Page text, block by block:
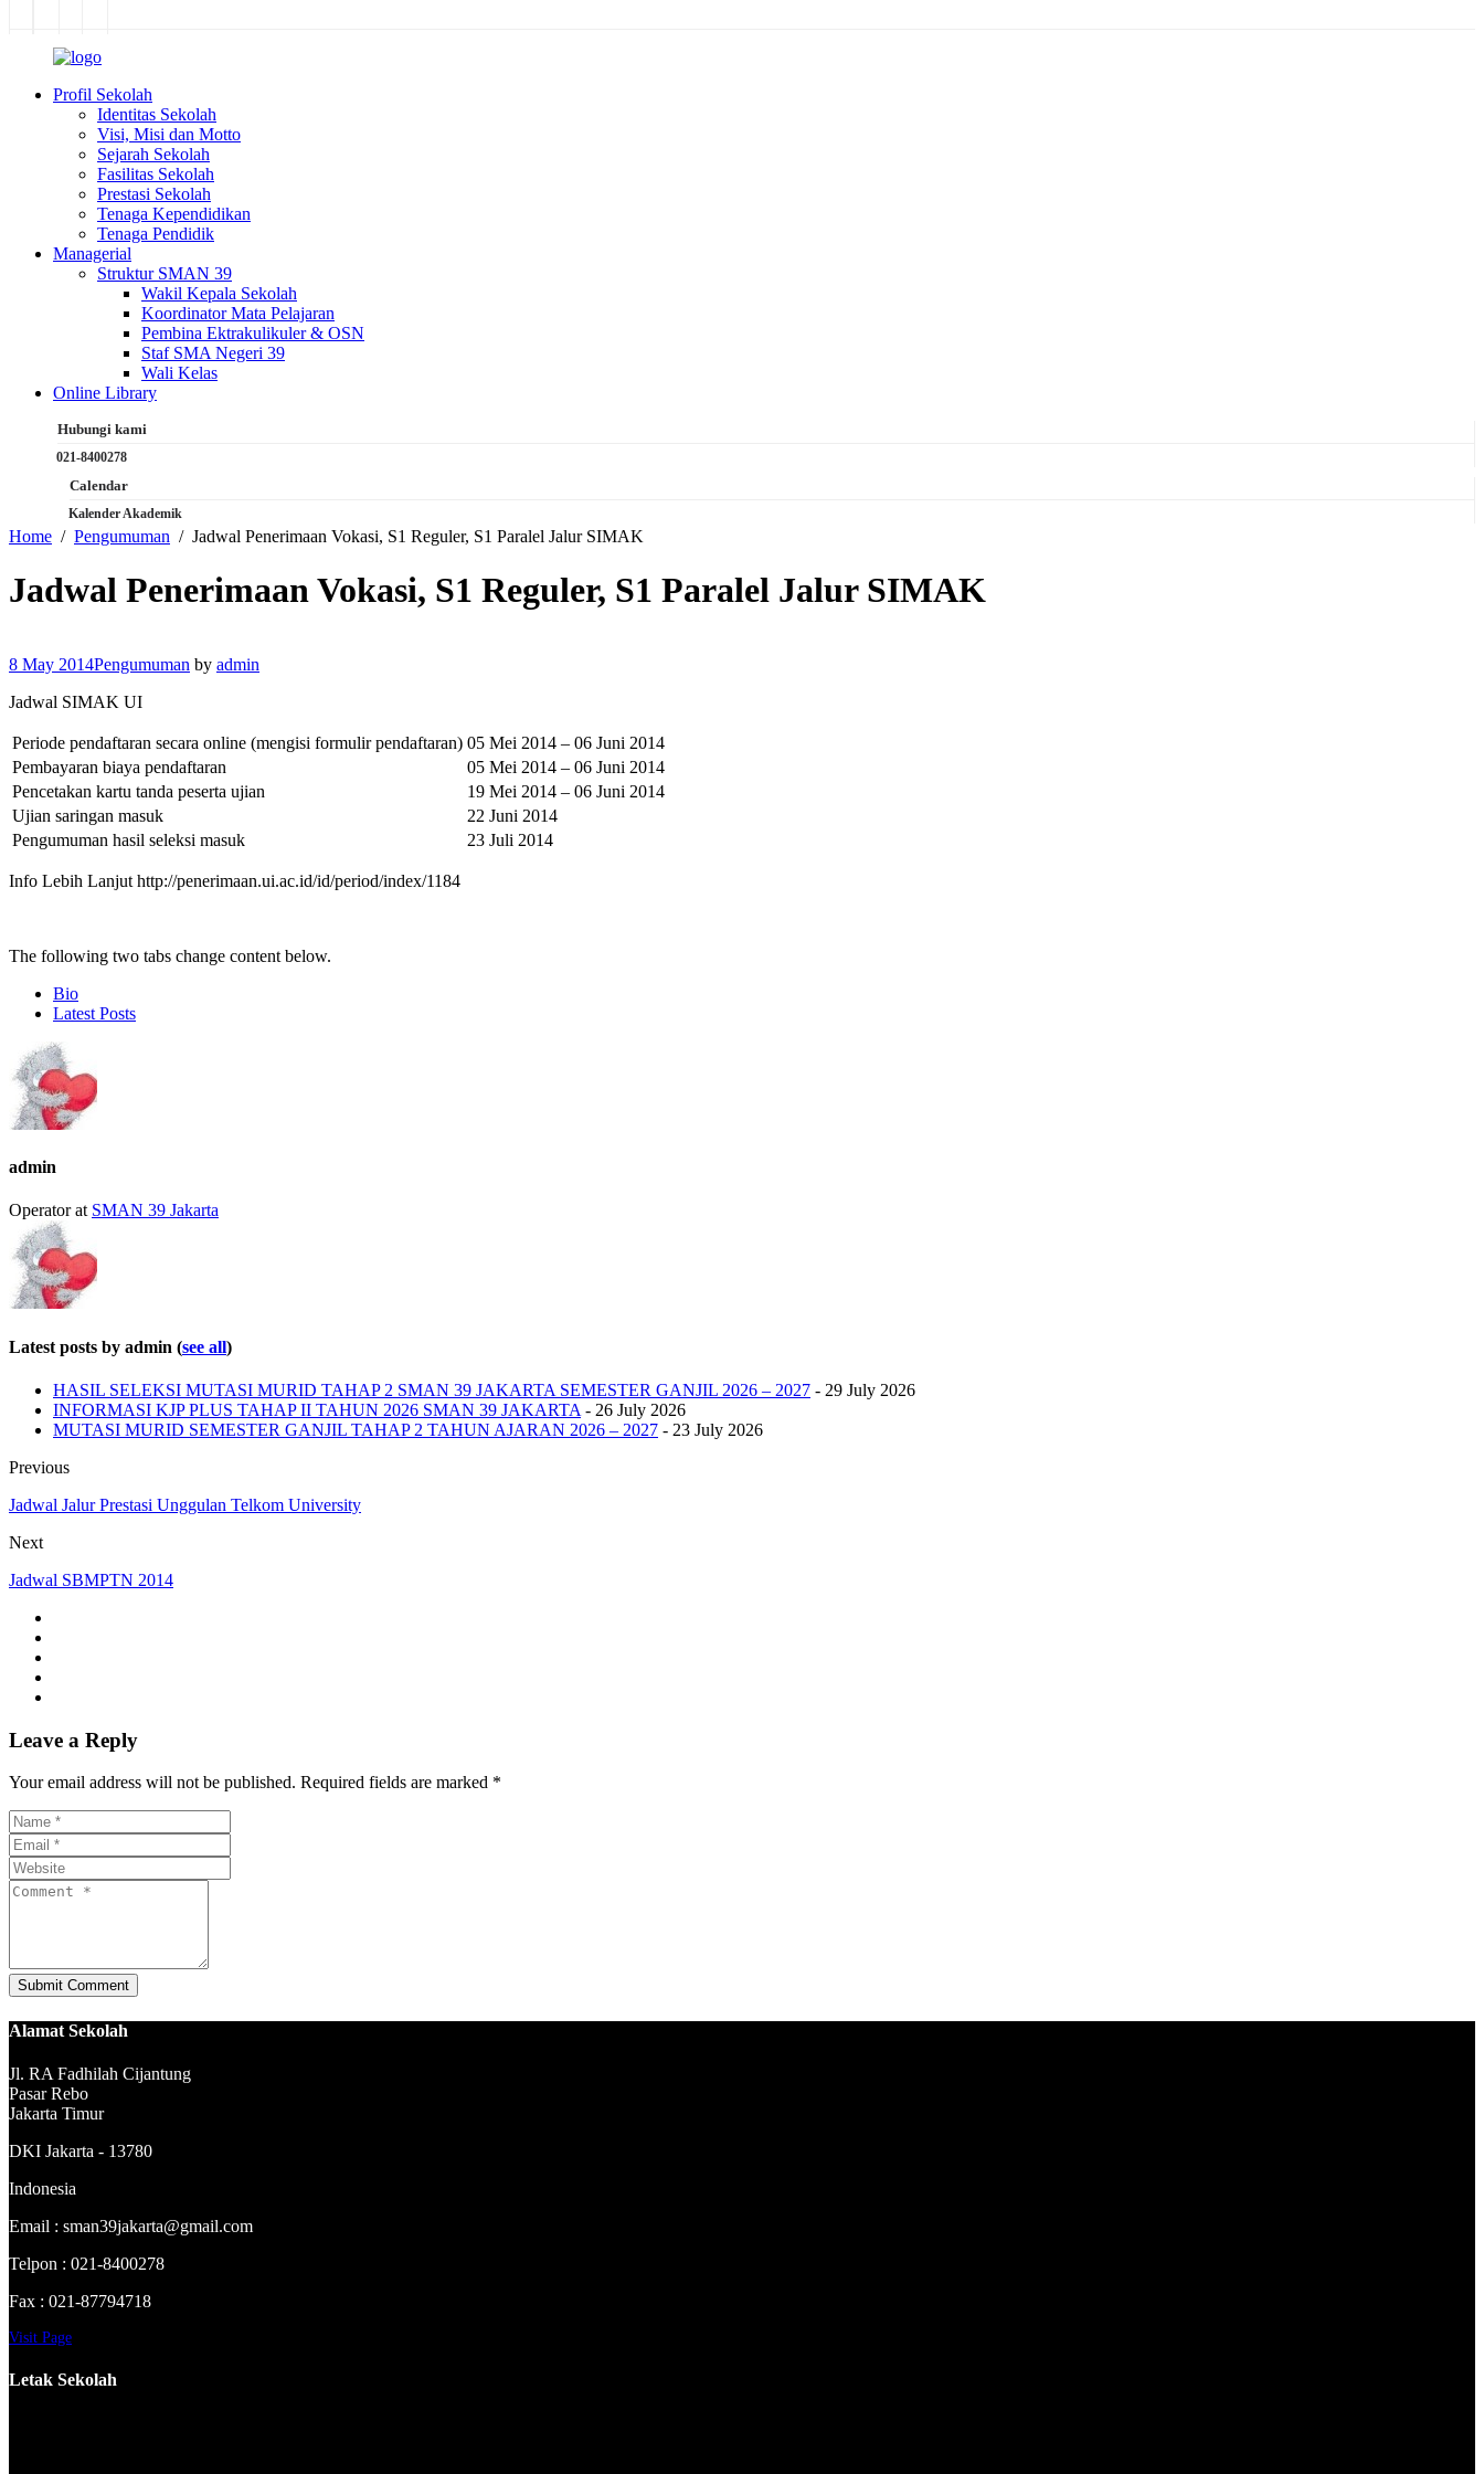
Profil Sekolah
Identitas Sekolah
Visi, Misi dan Motto
Sejarah Sekolah
Fasilitas Sekolah
Prestasi Sekolah
Tenaga Kependidikan
Tenaga Pendidik
Managerial
Struktur SMAN 39
Wakil Kepala Sekolah
Koordinator Mata Pelajaran
Pembina Ektrakulikuler & OSN
Staf SMA Negeri 39
Wali Kelas
Online Library
Hubungi kami
021-8400278
Calendar
Kalender Akademik
Home Pengumuman Jadwal Penerimaan Vokasi, S1 Reguler, S1 Paralel Jalur SIMAK
Jadwal Penerimaan Vokasi, S1 Reguler, S1 Paralel Jalur SIMAK
8 May 2014Pengumuman by admin
Jadwal SIMAK UI
Periode pendaftaran secara online (mengisi formulir pendaftaran) 05 Mei 2014 – 06 Juni 2014
Pembayaran biaya pendaftaran
05 Mei 2014 – 06 Juni 2014
Pencetakan kartu tanda peserta ujian
19 Mei 2014 – 06 Juni 2014
Ujian saringan masuk
22 Juni 2014
Pengumuman hasil seleksi masuk
23 Juli 2014
Info Lebih Lanjut http://penerimaan.ui.ac.id/id/period/index/1184
The following two tabs change content below.
Bio
Latest Posts
admin
Operatorat SMAN 39 Jakarta
Latest posts by admin (see all)
HASIL SELEKSI MUTASI MURID TAHAP 2 SMAN 39 JAKARTA SEMESTER GANJIL 2026 – 2027 - 29 July 2026
INFORMASI KJP PLUS TAHAP II TAHUN 2026 SMAN 39 JAKARTA - 26 July 2026
MUTASI MURID SEMESTER GANJIL TAHAP 2 TAHUN AJARAN 2026 – 2027 - 23 July 2026
Previous
Jadwal Jalur Prestasi Unggulan Telkom University
Next
Jadwal SBMPTN 2014
Leave a Reply
Your email address will not be published. Required fields are marked *
Alamat Sekolah
Jl. RA Fadhilah Cijantung
Pasar Rebo
Jakarta Timur
DKI Jakarta - 13780
Indonesia
Email : sman39jakarta@gmail.com
Telpon : 021-8400278
Fax : 021-87794718
Visit Page
Letak Sekolah